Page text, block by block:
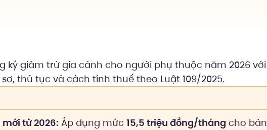
ký giảm trừ gia cảnh cho người phụ thuộc năm 2026
thủ tục và cách tính thuế theo Luật 109/2025.
từ 2026: Áp dụng mức 15,5 triệu đồng/tháng cho